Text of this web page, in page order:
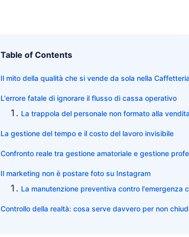
Table of Contents
Il mito della qualità che si vende da sola nella
L'errore fatale di ignorare il flusso di cassa operativo
La trappola del personale non formato alla
La gestione del tempo e il costo del lavoro invisibile
Confronto reale tra gestione amatoriale e gestione
Il marketing non è postare foto su Instagram
La manutenzione preventiva contro l'emergenza
Controllo della realtà: cosa serve davvero per non